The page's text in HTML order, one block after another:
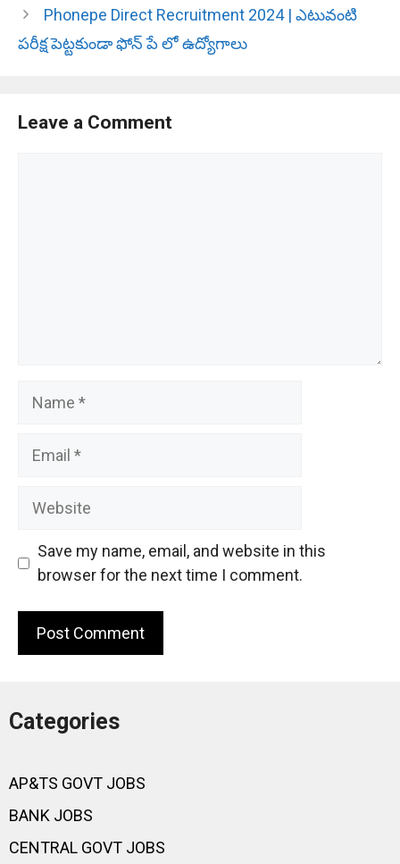
Phonepe Direct Recruitment 2024 | ఎటువంటి
పరీక్ష పెట్టకుండా ఫోన్ పే లో ఉద్యోగాలు
Leave a Comment
Website
Save my name, email, and website in this
browser for the next time I comment.
Categories
AP&TS GOVT JOBS
BANK JOBS
CENTRAL GOVT JOBS